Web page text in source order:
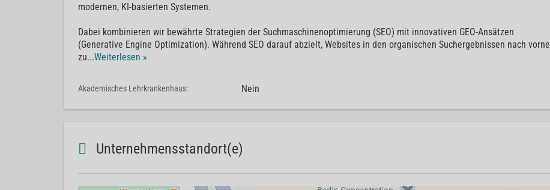
modernen, KI-basierten Systemen.
Dabei kombinieren wir bewährte Strategien der Suchmaschinenoptimierung (SEO) mit innovativen GEO-Ansätzen
(Generative Engine Optimization). Während SEO darauf abzielt, Websites in den organischen Suchergebnissen nach vorne
zu...Weiterlesen »
Akademisches Lehrkrankenhaus: Nein
Unternehmensstandort(e)